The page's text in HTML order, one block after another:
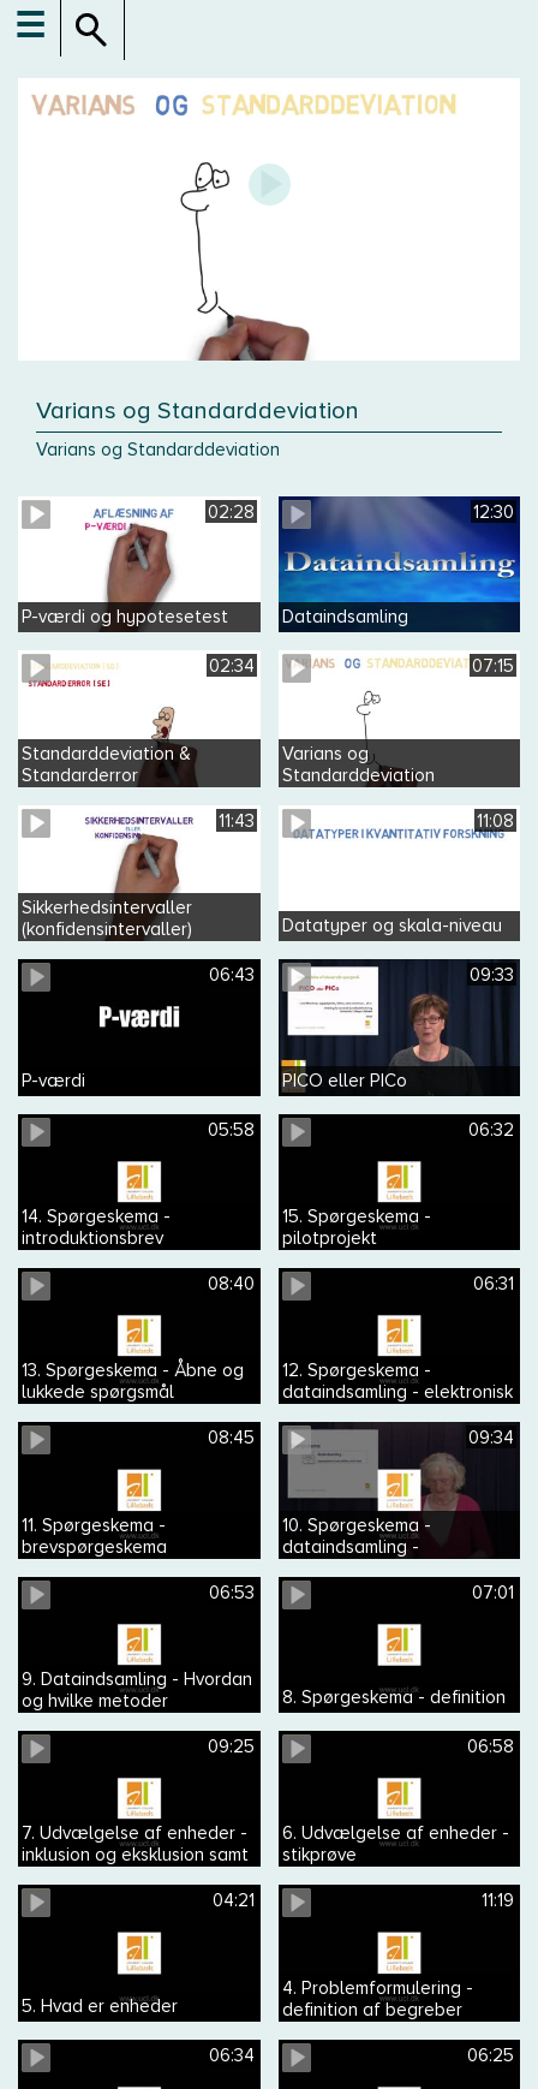
☰
Varians og Standarddeviation
Varians og Standarddeviation
02:28
P-værdi og hypotesetest
12:30
Dataindsamling
02:34
Standarddeviation &
Standarderror
07:15
Varians og
Standarddeviation
11:43
Sikkerhedsintervaller
(konfidensintervaller)
11:08
Datatyper og skala-niveau
06:43
P-værdi
09:33
PICO eller PICo
05:58
14. Spørgeskema -
introduktionsbrev
06:32
15. Spørgeskema -
pilotprojekt
08:40
13. Spørgeskema - Åbne og
lukkede spørgsmål
06:31
12. Spørgeskema -
dataindsamling - elektronisk
08:45
11. Spørgeskema -
brevspørgeskema
09:34
10. Spørgeskema -
dataindsamling -
telefoninterview
06:53
9. Dataindsamling - Hvordan
og hvilke metoder
07:01
8. Spørgeskema - definition
09:25
7. Udvælgelse af enheder -
inklusion og eksklusion samt
generaliserbar
06:58
6. Udvælgelse af enheder -
stikprøve
04:21
5. Hvad er enheder
11:19
4. Problemformulering -
definition af begreber
06:34 06:25